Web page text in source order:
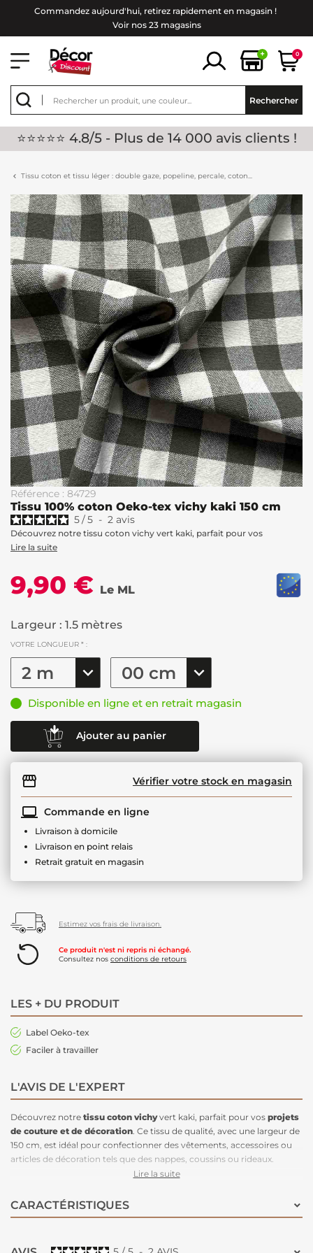
Commandez aujourd'hui, retirez rapidement en magasin !
Voir nos 23 magasins
+ 0
Rechercher
⭐⭐⭐⭐⭐ 4.8/5 - Plus de 14 000 avis clients !
Tissu coton et tissu léger : double gaze, popeline, percale, coton...
Référence : 84729
Tissu 100% coton Oeko-tex vichy kaki 150 cm
5/5 - 2 avis
Découvrez notre tissu coton vichy vert kaki, parfait pour vos
Lire la suite
9,90 € Le ML
Largeur : 1.5 mètres
VOTRE LONGUEUR * :
Disponible en ligne et en retrait magasin
Ajouter au panier
Vérifier votre stock en magasin
Commande en ligne
Livraison à domicile
Livraison en point relais
Retrait gratuit en magasin
Estimez vos frais de livraison.
Ce produit n'est ni repris ni échangé.
Consultez nos conditions de retours
LES + DU PRODUIT
Label Oeko-tex
Faciler à travailler
L'AVIS DE L'EXPERT
Découvrez notre tissu coton vichyvert kaki, parfait pour vos projets
de couture et de décoration. Ce tissu de qualité, avec une largeur de
150 cm, est idéal pour confectionner des vêtements, accessoires ou
articles de décoration tels que des nappes, coussins ou rideaux.
est particulièrement tendance, combinant
les collections actuelles, il apporte une touche à la fois chic et
décontractée à vos créations.
Lire la suite
CARACTÉRISTIQUES